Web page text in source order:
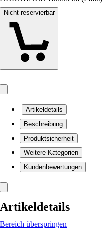
Nicht reservierbar
Artikeldetails
Beschreibung
Produktsicherheit
Weitere Kategorien
Kundenbewertungen
Artikeldetails
Bereich überspringen